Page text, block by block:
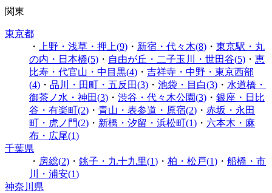
関東
東京都
・
上野・浅草・押上(9) ・ 新宿・代々木(8) ・ 東京駅・丸
の内・日本橋(5) ・ 自由が丘・二子玉川・世田谷(5) ・ 恵
比寿・代官山・中目黒(4) ・ 吉祥寺・中野・東京西部
(4) ・ 品川・田町・五反田(3) ・ 池袋・目白(3) ・ 水道橋・
御茶ノ水・神田(3) ・ 渋谷・代々木公園(3) ・ 銀座・日比
谷・有楽町(2) ・ 青山・表参道・原宿(2) ・ 赤坂・永田
町・虎ノ門(2) ・ 新橋・汐留・浜松町(1) ・ 六本木・麻
布・広尾(1)
千葉県
・ 房総(2) ・ 銚子・九十九里(1) ・ 柏・松戸(1) ・ 船橋・市
川・浦安(1)
神奈川県